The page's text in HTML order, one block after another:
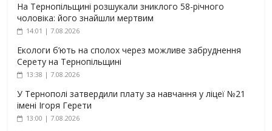
На Тернопільщині розшукали зниклого 58-річного
чоловіка: його знайшли мертвим
14:01 | 7.08.2026
Екологи б’ють на сполох через можливе забруднення
Серету на Тернопільщині
13:38 | 7.08.2026
У Тернополі затвердили плату за навчання у ліцеї №21
імені Ігоря Герети
13:00 | 7.08.2026